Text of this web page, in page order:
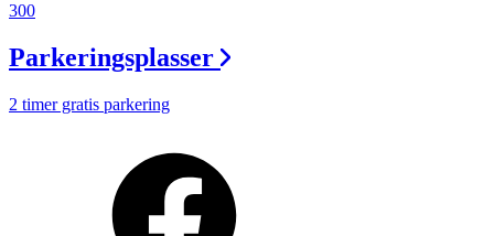
300
Parkeringsplasser
2 timer gratis parkering